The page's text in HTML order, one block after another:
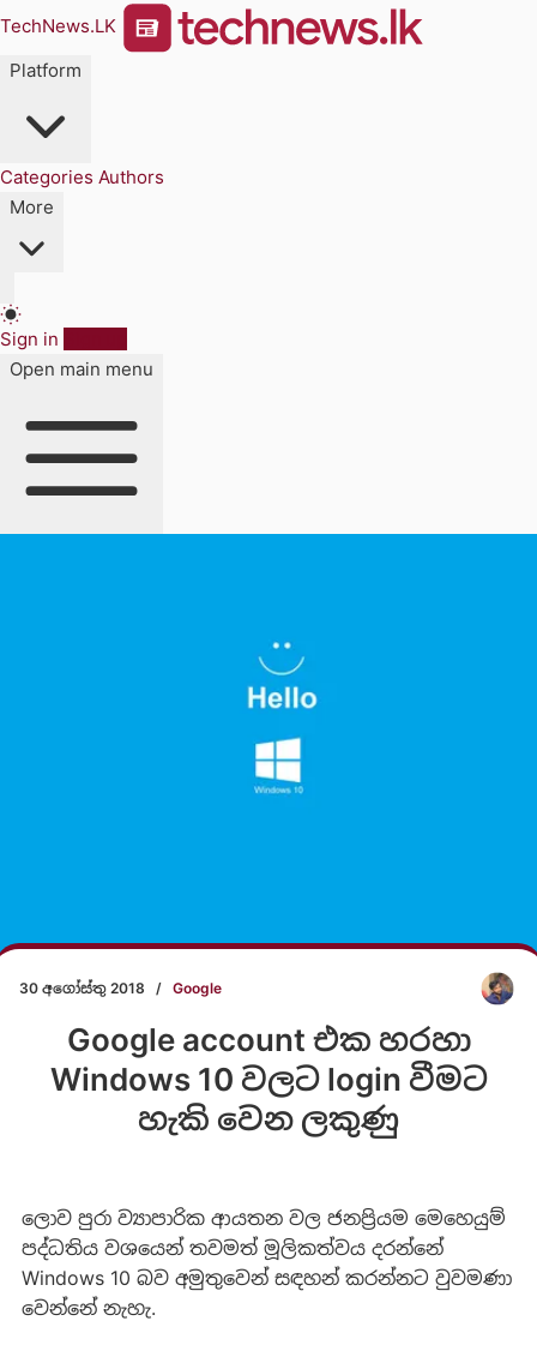
TechNews.LK
Platform
Categories Authors
More
Sign in
Open main menu
30 අගෝස්තු 2018 / Google
Google account එක හරහා
Windows 10 වලට login වීමට
හැකි වෙන ලකුණු
ලොව පුරා ව්‍යාපාරික ආයතන වල ජනප්‍රියම මෙහෙයුම්
පද්ධතිය වශයෙන් තවමත් මූලිකත්වය දරන්නේ
Windows 10 බව අමුතුවෙන් සඳහන් කරන්නට වුවමණා
වෙන්නේ නැහැ.